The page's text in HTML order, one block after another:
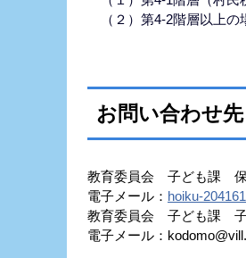
（２）第4-2階層以上の
お問い合わせ先
教育委員会 子ども課
電子メール： hoiku-
教育委員会 子ども課 子
電子メール：